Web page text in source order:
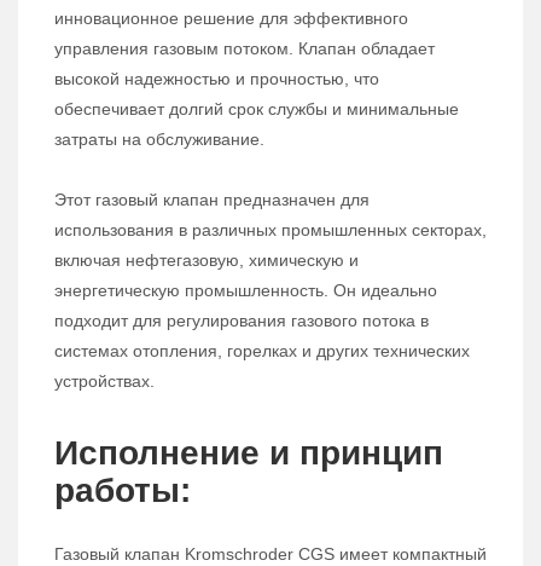
инновационное решение для эффективного
управления газовым потоком. Клапан обладает
высокой надежностью и прочностью, что
обеспечивает долгий срок службы и минимальные
затраты на обслуживание.
Этот газовый клапан предназначен для
использования в различных промышленных секторах,
включая нефтегазовую, химическую и
энергетическую промышленность. Он идеально
подходит для регулирования газового потока в
системах отопления, горелках и других технических
устройствах.
Исполнение и принцип
работы:
Газовый клапан Kromschroder CGS имеет компактный